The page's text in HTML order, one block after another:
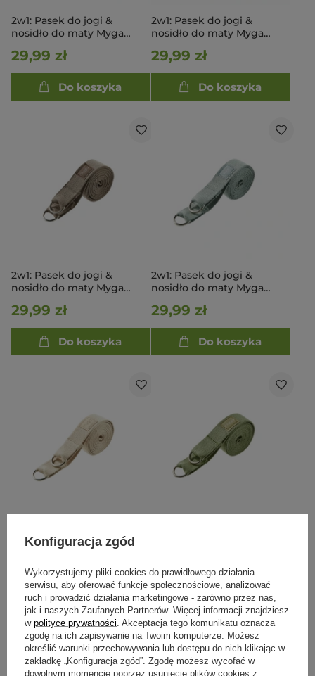
2w1: Pasek do jogi &
nosidło do maty Myga
29,99 zł
Do koszyka
2w1: Pasek do jogi &
nosidło do maty Myga
29,99 zł
Do koszyka
2w1: Pasek do jogi &
nosidło do maty Myga
29,99 zł
Do koszyka
2w1: Pasek do jogi &
nosidło do maty Myga
29,99 zł
Do koszyka
nosidło do maty Myga
29,99 zł
Do koszyka
29,99 zł
Do koszyka
Konfiguracja zgód
Wykorzystujemy pliki cookies do prawidłowego działania
serwisu, aby oferować funkcje społecznościowe, analizować
ruch i prowadzić działania marketingowe - zarówno przez nas,
jak i naszych Zaufanych Partnerów. Więcej informacji znajdziesz
w polityce prywatności . Akceptacja tego komunikatu oznacza
zgodę na ich zapisywanie na Twoim komputerze. Możesz
określić warunki przechowywania lub dostępu do nich klikając w
zakładkę „Konfiguracja zgód”. Zgodę możesz wycofać w
dowolnym momencie poprzez usunięcie plików cookies z